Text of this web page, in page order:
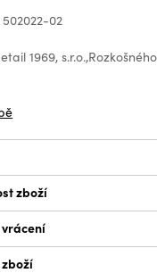
02
1969,
zboží